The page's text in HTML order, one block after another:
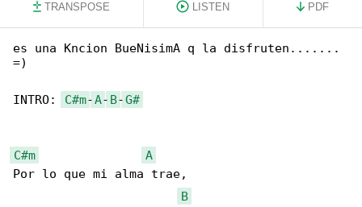
TRANSPOSE LISTEN PDF
es una Kncion BueNisimA q la disfruten.......
=)
INTRO: C#m-A- B-G#
C#m
A
Por lo que mi alma trae,
B